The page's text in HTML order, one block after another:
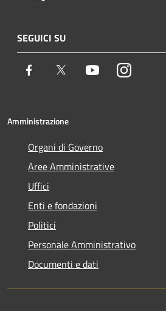
SEGUICI SU
Facebook Twitter YoutubeInstagram
Amministrazione
Organi di Governo
Aree Amministrative
Uffici
Enti e fondazioni
Politici
Personale Amministrativo
Documenti e dati